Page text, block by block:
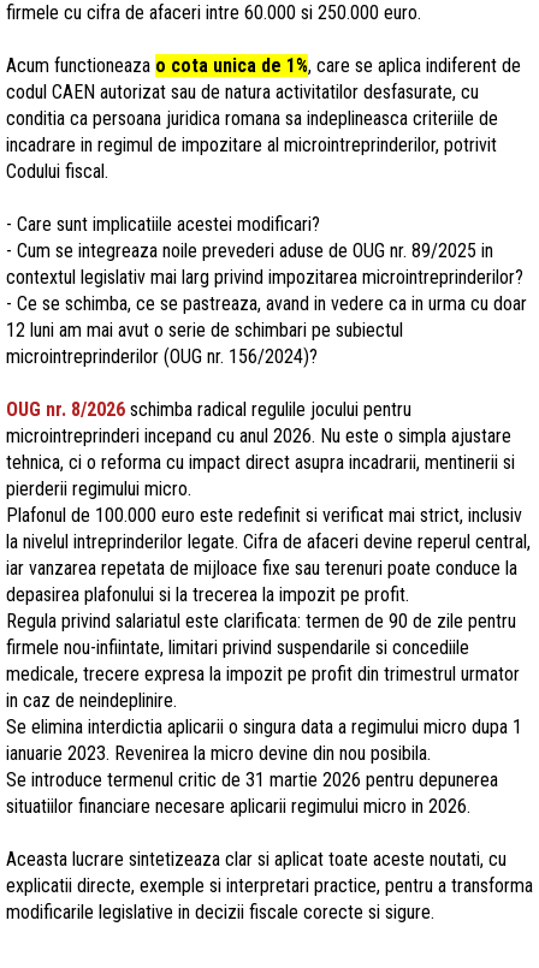
firmele cu cifra de afaceri intre 60.000 si 250.000 euro.
Acum functioneaza o cota unica de 1%, care se aplica indiferent de
codul CAEN autorizat sau de natura activitatilor desfasurate, cu
conditia ca persoana juridica romana sa indeplineasca criteriile de
incadrare in regimul de impozitare al microintreprinderilor, potrivit
Codului fiscal.
- Care sunt implicatiile acestei modificari?
- Cum se integreaza noile prevederi aduse de OUG nr. 89/2025 in
contextul legislativ mai larg privind impozitarea microintreprinderilor?
- Ce se schimba, ce se pastreaza, avand in vedere ca in urma cu doar
12 luni am mai avut o serie de schimbari pe subiectul
microintreprinderilor (OUG nr. 156/2024)?
OUG nr. 8/2026 schimba radical regulile jocului pentru
microintreprinderi incepand cu anul 2026. Nu este o simpla ajustare
tehnica, ci o reforma cu impact direct asupra incadrarii, mentinerii si
pierderii regimului micro.
Plafonul de 100.000 euro este redefinit si verificat mai strict, inclusiv
la nivelul intreprinderilor legate. Cifra de afaceri devine reperul central,
iar vanzarea repetata de mijloace fixe sau terenuri poate conduce la
depasirea plafonului si la trecerea la impozit pe profit.
Regula privind salariatul este clarificata: termen de 90 de zile pentru
firmele nou-infiintate, limitari privind suspendarile si concediile
medicale, trecere expresa la impozit pe profit din trimestrul urmator
in caz de neindeplinire.
Se elimina interdictia aplicarii o singura data a regimului micro dupa 1
ianuarie 2023. Revenirea la micro devine din nou posibila.
Se introduce termenul critic de 31 martie 2026 pentru depunerea
situatiilor financiare necesare aplicarii regimului micro in 2026.
Aceasta lucrare sintetizeaza clar si aplicat toate aceste noutati, cu
explicatii directe, exemple si interpretari practice, pentru a transforma
modificarile legislative in decizii fiscale corecte si sigure.